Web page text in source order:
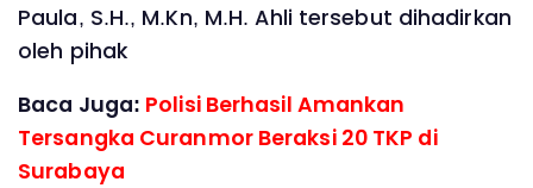
Paula, S.H., M.Kn, M.H. Ahli tersebut dihadirkan
oleh pihak
Baca Juga: Polisi Berhasil Amankan
Tersangka Curanmor Beraksi 20 TKP di
Surabaya